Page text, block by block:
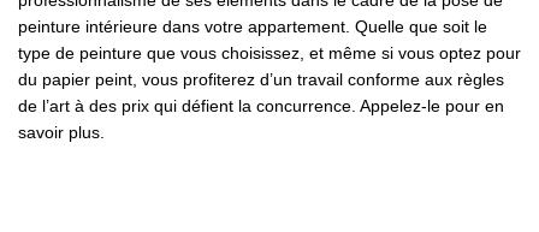
peinture intérieure dans votre appartement. Quelle que soit le
type de peinture que vous choisissez, et même si vous optez pour
du papier peint, vous profiterez d’un travail conforme aux règles
de l’art à des prix qui défient la concurrence. Appelez-le pour en
savoir plus.